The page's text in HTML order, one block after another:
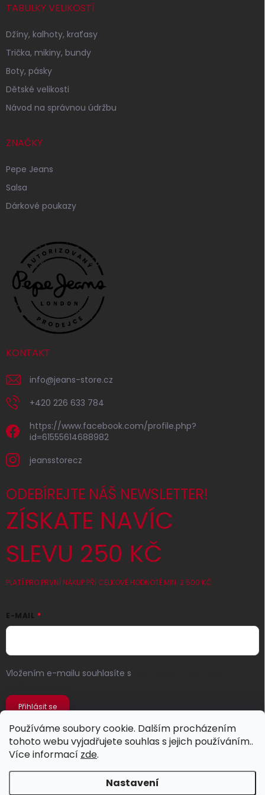
Používáme soubory cookie. Dalším procházením
tohoto webu vyjadřujete souhlas s jejich používáním..
Více informací zde.
Nastavení
TABULKY VELIKOSTÍ
Džíny, kalhoty, kraťasy
Trička, mikiny, bundy
Boty, pásky
Dětské velikosti
Návod na správnou údržbu
ZNAČKY
Pepe Jeans
Salsa
Dárkové poukazy
KONTAKT
info@jeans-store.cz
+420 226 633 784
https://www.facebook.com/profile.php?
id=61555614688982
jeansstorecz
ODEBÍREJTE NÁŠ NEWSLETTER!
ZÍSKATE NAVÍC
SLEVU 250 KČ
PLATÍ PRO PRVNÍ NÁKUP PŘI CELKOVÉ HODNOTĚ MIN. 2 500 KČ
E-MAIL
Vložením e-mailu souhlasíte s
Přihlásit se